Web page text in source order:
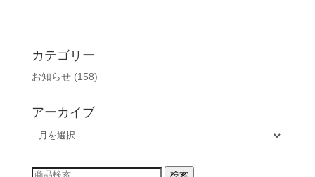
カテゴリー
お知らせ(158)
アーカイブ
ー
カ
検
検索